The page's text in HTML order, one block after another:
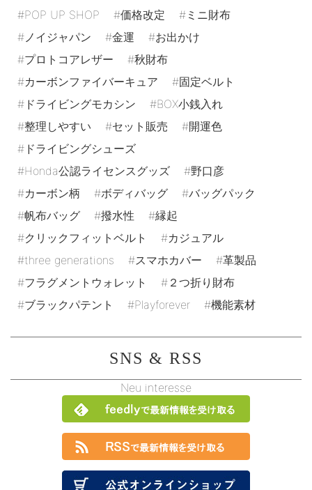
POP UP SHOP
価格改定
ミニ財布
ノイジャパン
金運
お出かけ
プロトコアレザー
秋財布
カーボンファイバーキュア
固定ベルト
ドライビングモカシン
BOX小銭入れ
整理しやすい
セット販売
開運色
ドライビングシューズ
Honda公認ライセンスグッズ
野口彦
カーボン柄
ボディバッグ
バッグパック
帆布バッグ
撥水性
縁起
クリックフィットベルト
カジュアル
three generations
スマホカバー
革製品
フラグメントウォレット
２つ折り財布
ブラックパテント
Playforever 機能素材
SNS & RSS
Neu interesse